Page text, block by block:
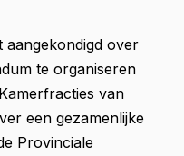
over
te organiseren
van
een gezamenlijke
Provinciale